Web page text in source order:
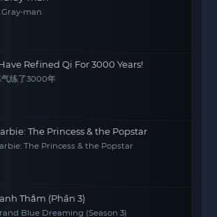
man
Refined Qi For 3000 Years!
气练了3000年
The Princess & the Popstar
The Princess & the Popstar
Thẳm (Phần 3)
Blue Dreaming (Season 3)